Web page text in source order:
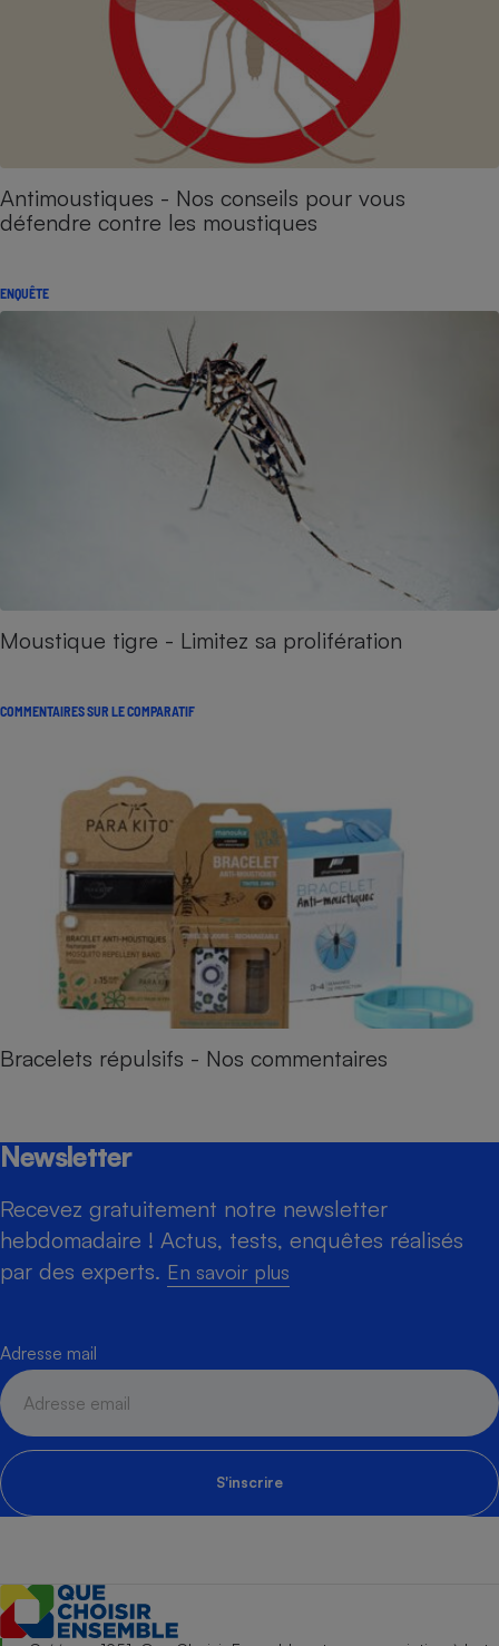
Antimoustiques - Nos conseils pour vous
défendre contre les moustiques
ENQUÊTE
Moustique tigre - Limitez sa prolifération
COMMENTAIRES SUR LE COMPARATIF
Bracelets répulsifs - Nos commentaires
Newsletter
Recevez gratuitement notre newsletter
hebdomadaire ! Actus, tests, enquêtes réalisés
par des experts. En savoir plus
Adresse mail
S'inscrire